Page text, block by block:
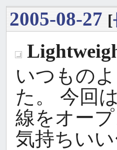
2005-08-27 [
いつもの
た。 今回
線をオー
気持ちいい